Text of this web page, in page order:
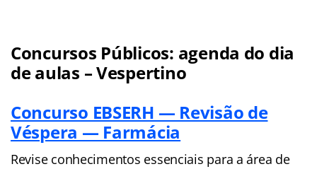
Concursos Públicos: agenda do dia
de aulas – Vespertino
Concurso EBSERH — Revisão de
Véspera — Farmácia
Revise conhecimentos essenciais para a área de